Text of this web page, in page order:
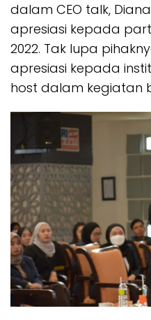
dalam CEO talk,
apresiasi kepada
2022. Tak lupa
apresiasi kepada
host dalam kegiatan